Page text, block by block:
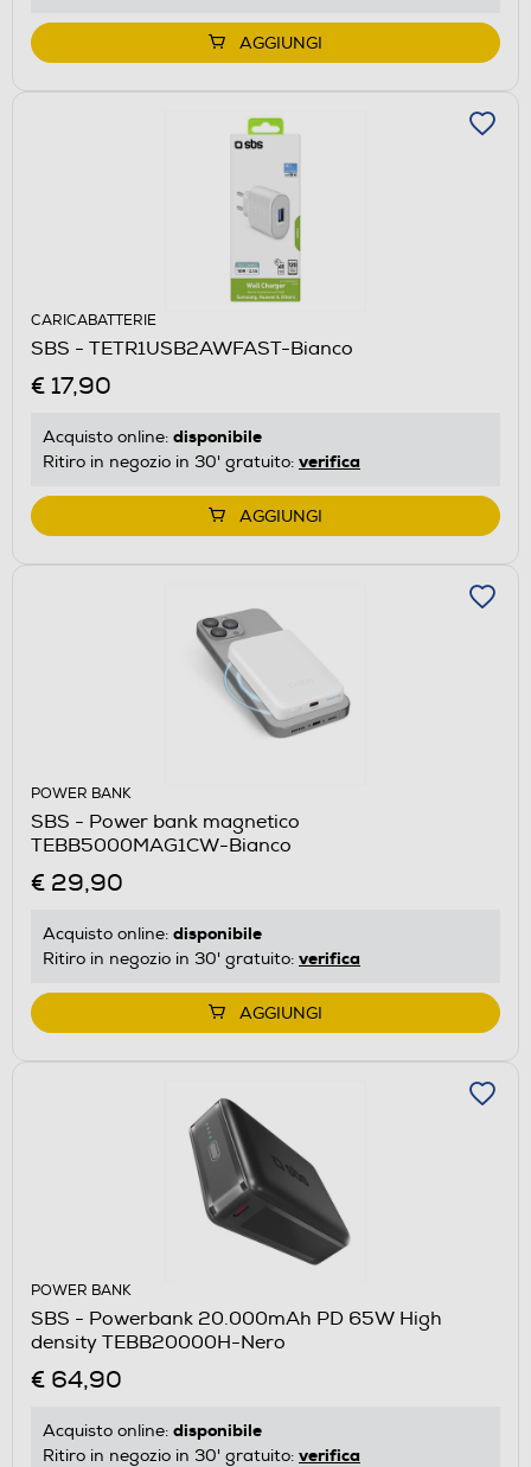
AGGIUNGI
CARICABATTERIE
SBS - TETR1USB2AWFAST-Bianco
€ 17,90
Acquisto online: disponibile
Ritiro in negozio in 30' gratuito: verifica
AGGIUNGI
POWER BANK
SBS - Power bank magnetico
TEBB5000MAG1CW-Bianco
€ 29,90
Acquisto online: disponibile
Ritiro in negozio in 30' gratuito: verifica
AGGIUNGI
POWER BANK
SBS - Powerbank 20.000mAh PD 65W High
density TEBB20000H-Nero
€ 64,90
Acquisto online: disponibile
Ritiro in negozio in 30' gratuito: verifica